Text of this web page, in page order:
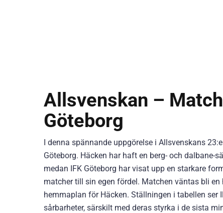
Allsvenskan –
Göteborg
I denna spännande uppgörelse i Allsvenskans
Göteborg. Häcken har haft en berg- och
medan IFK Göteborg har visat upp en starkare
matcher till sin egen fördel. Matchen väntas bli
hemmaplan för Häcken. Ställningen i tabellen
sårbarheter, särskilt med deras styrka i de sista